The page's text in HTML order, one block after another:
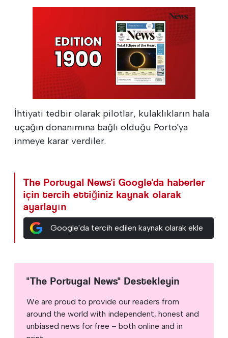
İhtiyati tedbir olarak pilotlar, kulaklıkların hala
uçağın donanımına bağlı olduğu Porto'ya
inmeye karar verdiler.
The Portugal News'i Google'da haberler
için tercih ettiğiniz kaynak olarak
ayarlayın
Google'da tercih edilen kaynak olarak ekle
"The Portugal News" Destekleyin
We are proud to provide our readers from
around the world with independent, honest and
unbiased news for free – both online and in